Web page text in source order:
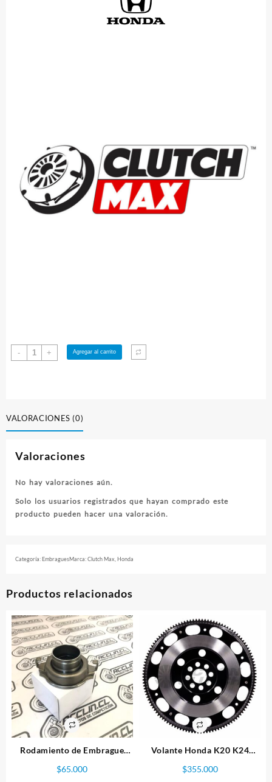
-
Embrague
H23
cantidad
+ Agregar al carrito
VALORACIONES (0)
Valoraciones
No hay valoraciones aún.
Solo los usuarios registrados que hayan comprado este
producto pueden hacer una valoración.
Categoría:EmbraguesMarca:Clutch Max Honda
Productos relacionados
Rodamiento de Embrague
Alternativo
$65.000
Volante Honda K20 K24
$355.000